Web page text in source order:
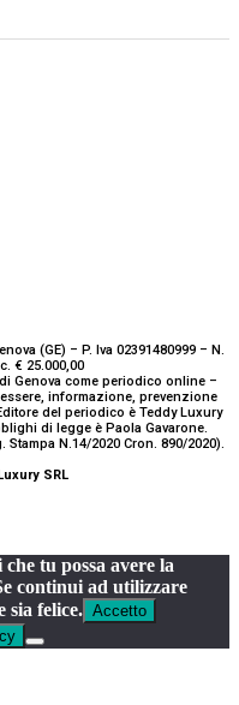
(GE) – P. Iva 02391480999 – N.
€ 25.000,00
Genova come periodico online –
informazione, prevenzione
del periodico è Teddy Luxury
di legge è Paola Gavarone.
N.14/2020 Cron. 890/2020).
SRL
tu possa avere la
continui ad utilizzare
sia felice. Accetto